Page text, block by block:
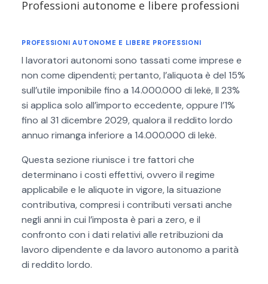
Professioni autonome e libere professioni
PROFESSIONI AUTONOME E LIBERE PROFESSIONI
I lavoratori autonomi sono tassati come imprese e
non come dipendenti; pertanto, l’aliquota è del 15%
sull’utile imponibile fino a 14.000.000 di lekë, Il 23%
si applica solo all’importo eccedente, oppure l’1%
fino al 31 dicembre 2029, qualora il reddito lordo
annuo rimanga inferiore a 14.000.000 di lekë.
Questa sezione riunisce i tre fattori che
determinano i costi effettivi, ovvero il regime
applicabile e le aliquote in vigore, la situazione
contributiva, compresi i contributi versati anche
negli anni in cui l’imposta è pari a zero, e il
confronto con i dati relativi alle retribuzioni da
lavoro dipendente e da lavoro autonomo a parità
di reddito lordo.